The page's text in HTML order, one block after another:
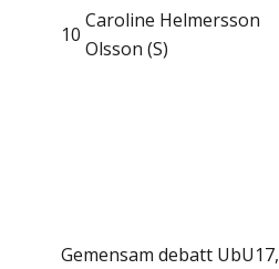
10
Caroline Helmersson
Olsson (S)
Gemensam debatt UbU17,